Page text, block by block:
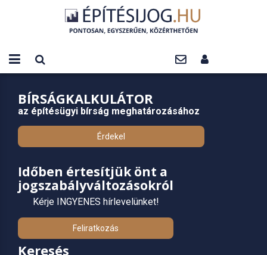
BÍRSÁGKALKULÁTOR
az építésügyi bírság meghatározásához
Érdekel
Időben értesítjük önt a
jogszabályváltozásokról
Kérje INGYENES hírlevelünket!
Feliratkozás
Keresés